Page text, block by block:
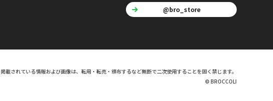
@bro_store
掲載されている情報および画像は、転用・転売・頒布するなど無断で二次使用することを固く禁じます。
© BROCCOLI